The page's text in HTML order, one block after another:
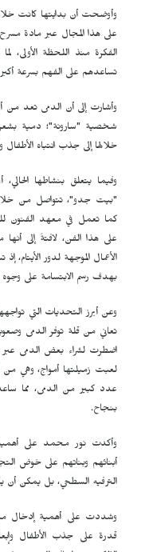
وأوضحت أن بدايتها كانت خلال
على هذا المجال عبر مادة
الفكرة منذ اللحظة الأولى،
تساعدهم على الفهم بسرعة
وأشارت إلى أن الدمى تعد من
شخصية "سارونة"؛ دمية
خلالها إلى جذب انتباه
وفيما يتعلق بنشاطها
"بيت جدو"، تتواصل من
كما تعمل في معهد الفنون
على هذا الفن، لافتةً إلى
الأعمال الموجهة لدور
بهدف رسم الابتسامة على وجوه
وعن أبرز التحديات التي
تعاني من قلة توفر الدمى
اضطرت لشراء بعض الدمى عبر
لعبت زميلتها أمواج، وهي من
عدد كبير من الدمى، مما
بنجاح.
وأكدت نور محمد على أهمية
أبنائهم وبناتهم على خوض
الترفيه السطحي، بل يمكن أن
وشددت على أهمية إدخال
قدرة على جذب الأطفال